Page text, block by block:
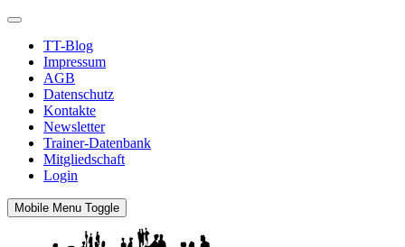
TT-Blog
Impressum
AGB
Datenschutz
Kontakte
Newsletter
Trainer-Datenbank
Mitgliedschaft
Login
Mobile Menu Toggle